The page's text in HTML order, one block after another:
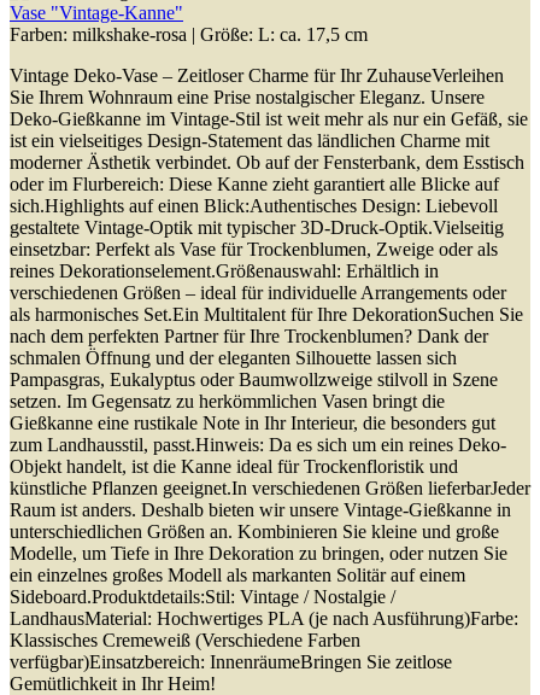
Vase "Vintage-Kanne"
Farben: milkshake-rosa | Größe: L: ca. 17,5 cm
Vintage Deko-Vase – Zeitloser Charme für Ihr ZuhauseVerleihen
Sie Ihrem Wohnraum eine Prise nostalgischer Eleganz. Unsere
Deko-Gießkanne im Vintage-Stil ist weit mehr als nur ein Gefäß, sie
ist ein vielseitiges Design-Statement das ländlichen Charme mit
moderner Ästhetik verbindet. Ob auf der Fensterbank, dem Esstisch
oder im Flurbereich: Diese Kanne zieht garantiert alle Blicke auf
sich.Highlights auf einen Blick:Authentisches Design: Liebevoll
gestaltete Vintage-Optik mit typischer 3D-Druck-Optik.Vielseitig
einsetzbar: Perfekt als Vase für Trockenblumen, Zweige oder als
reines Dekorationselement.Größenauswahl: Erhältlich in
verschiedenen Größen – ideal für individuelle Arrangements oder
als harmonisches Set.Ein Multitalent für Ihre DekorationSuchen Sie
nach dem perfekten Partner für Ihre Trockenblumen? Dank der
schmalen Öffnung und der eleganten Silhouette lassen sich
Pampasgras, Eukalyptus oder Baumwollzweige stilvoll in Szene
setzen. Im Gegensatz zu herkömmlichen Vasen bringt die
Gießkanne eine rustikale Note in Ihr Interieur, die besonders gut
zum Landhausstil, passt.Hinweis: Da es sich um ein reines Deko-
Objekt handelt, ist die Kanne ideal für Trockenfloristik und
künstliche Pflanzen geeignet.In verschiedenen Größen lieferbarJeder
Raum ist anders. Deshalb bieten wir unsere Vintage-Gießkanne in
unterschiedlichen Größen an. Kombinieren Sie kleine und große
Modelle, um Tiefe in Ihre Dekoration zu bringen, oder nutzen Sie
ein einzelnes großes Modell als markanten Solitär auf einem
Sideboard.Produktdetails:Stil: Vintage / Nostalgie /
LandhausMaterial: Hochwertiges PLA (je nach Ausführung)Farbe:
Klassisches Cremeweiß (Verschiedene Farben
verfügbar)Einsatzbereich: InnenräumeBringen Sie zeitlose
Gemütlichkeit in Ihr Heim!